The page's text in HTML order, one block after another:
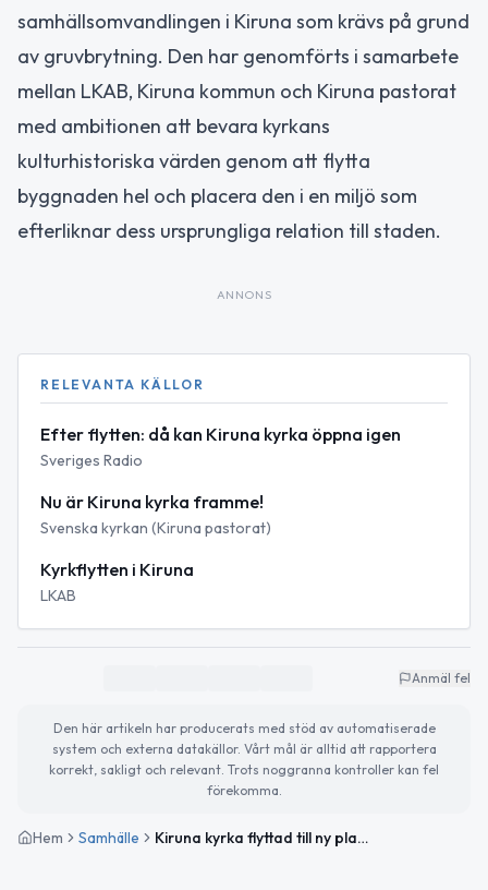
samhällsomvandlingen i Kiruna som krävs på grund
av gruvbrytning. Den har genomförts i samarbete
mellan LKAB, Kiruna kommun och Kiruna pastorat
med ambitionen att bevara kyrkans
kulturhistoriska värden genom att flytta
byggnaden hel och placera den i en miljö som
efterliknar dess ursprungliga relation till staden.
ANNONS
RELEVANTA KÄLLOR
Efter flytten: då kan Kiruna kyrka öppna igen
Sveriges Radio
Nu är Kiruna kyrka framme!
Svenska kyrkan (Kiruna pastorat)
Kyrkflytten i Kiruna
LKAB
Anmäl fel
Den här artikeln har producerats med stöd av automatiserade
system och externa datakällor. Vårt mål är alltid att rapportera
korrekt, sakligt och relevant. Trots noggranna kontroller kan fel
förekomma.
Hem Samhälle Kiruna kyrka flyttad till ny plats – återöppning planeras 2026